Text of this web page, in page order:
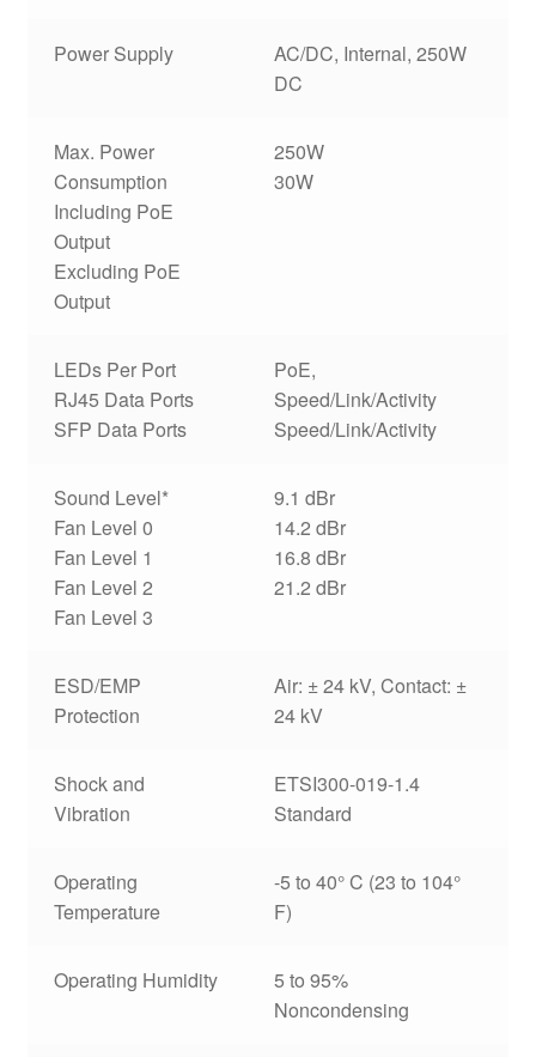
Power Supply
AC/DC, Internal, 250W
DC
Max. Power
Consumption
Including PoE
Output
Excluding PoE
Output
250W
30W
LEDs Per Port
RJ45 Data Ports
SFP Data Ports
PoE,
Speed/Link/Activity
Speed/Link/Activity
Sound Level*
Fan Level 0
Fan Level 1
Fan Level 2
Fan Level 3
9.1 dBr
14.2 dBr
16.8 dBr
21.2 dBr
ESD/EMP
Protection
Air: ± 24 kV, Contact: ±
24 kV
Shock and
Vibration
ETSI300-019-1.4
Standard
Operating
Temperature
-5 to 40° C (23 to 104°
F)
Operating Humidity
5 to 95%
Noncondensing